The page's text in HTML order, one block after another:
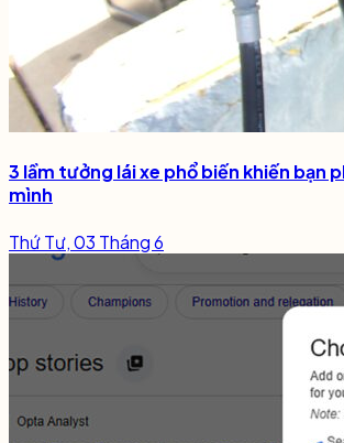
3 lầm tưởng lái xe phổ biến khiến bạn
mình
Thứ Tư, 03 Tháng 6